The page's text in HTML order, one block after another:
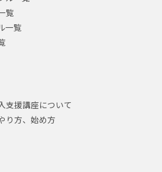
覧
一覧
支援講座について
り方、始め方